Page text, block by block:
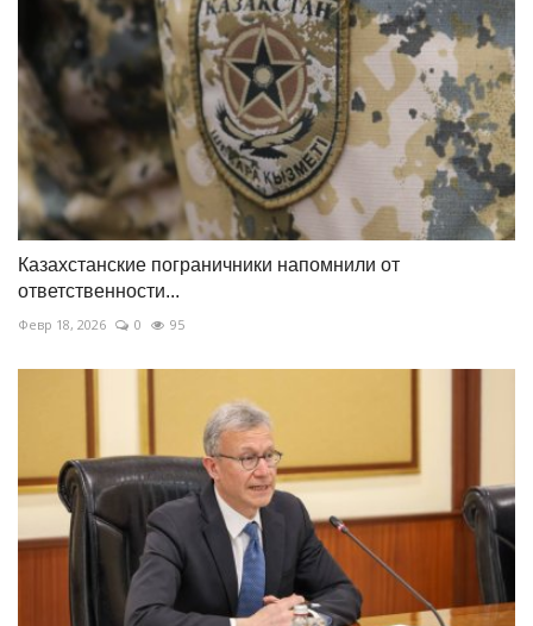
Казахстанские пограничники напомнили от
ответственности...
Февр 18, 2026 0 95